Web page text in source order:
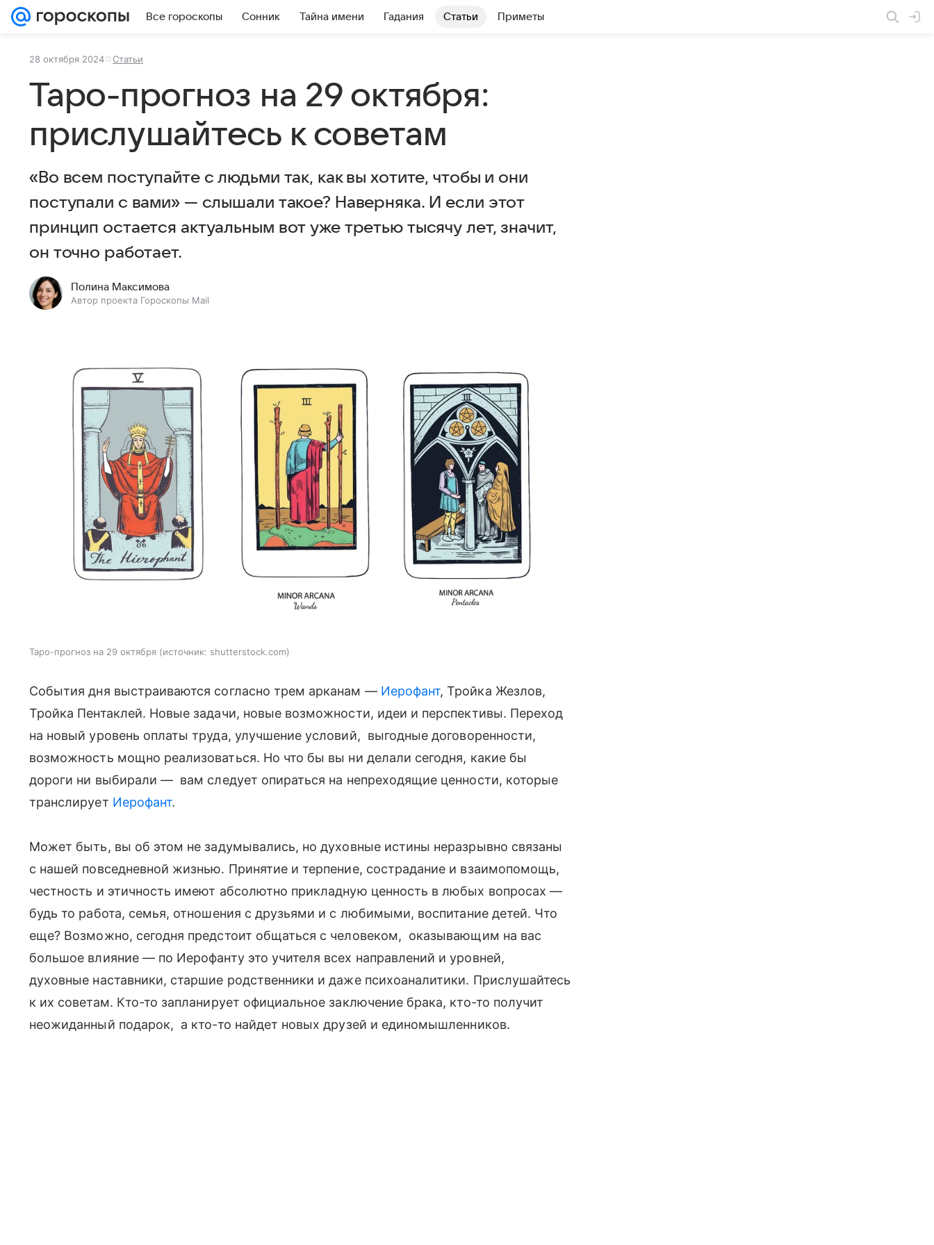
Все гороскопы Сонник Тайна имени Гадания Статьи Приметы
28 октября 2024 Статьи
Таро-прогноз на 29 октября:
прислушайтесь к советам
«Во всем поступайте с людьми так, как вы хотите, чтобы и они
поступали с вами» — слышали такое? Наверняка. И если этот
принцип остается актуальным вот уже третью тысячу лет, значит,
он точно работает.
Полина Максимова
Автор проекта Гороскопы Mail
Таро-прогноз на 29 октября источник: shutterstock.com
События дня выстраиваются согласно трем арканам — Иерофант, Тройка Жезлов,
Тройка Пентаклей. Новые задачи, новые возможности, идеи и перспективы. Переход
на новый уровень оплаты труда, улучшение условий, выгодные договоренности,
возможность мощно реализоваться. Но что бы вы ни делали сегодня, какие бы
дороги ни выбирали — вам следует опираться на непреходящие ценности, которые
транслирует Иерофант.
Может быть, вы об этом не задумывались, но духовные истины неразрывно связаны
с нашей повседневной жизнью. Принятие и терпение, сострадание и взаимопомощь,
честность и этичность имеют абсолютно прикладную ценность в любых вопросах —
будь то работа, семья, отношения с друзьями и с любимыми, воспитание детей. Что
еще? Возможно, сегодня предстоит общаться с человеком, оказывающим на вас
большое влияние — по Иерофанту это учителя всех направлений и уровней,
духовные наставники, старшие родственники и даже психоаналитики. Прислушайтесь
к их советам. Кто-то запланирует официальное заключение брака, кто-то получит
неожиданный подарок, а кто-то найдет новых друзей и единомышленников.